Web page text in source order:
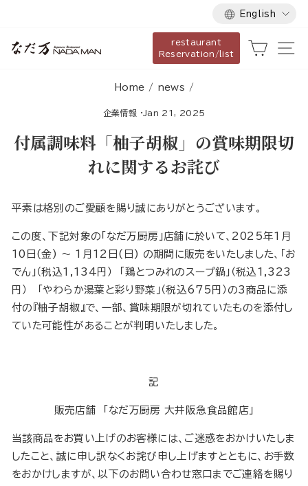
content
Language
English
restaurant
Reservation/list
Cart
Home / news /
企業情報 · Jan 21, 2025
付属調味料「柚子胡椒」の賞味期限切
れに関するお詫び
平素は格別のご愛顧を賜り誠にありがとうございます。
この度、下記対象の「なだ万厨房」店舗に於いて、2025年1月
10日(金) ～ 1月12日(日) の期間に販売をいたしました、「お
でん」（税込1,134円） 「鶏とつみれのスープ鍋」（税込1,323
円） 「やわらか湯葉と彩り野菜」（税込675円）の3商品に添
付の『柚子胡椒』で、一部、賞味期限が切れていたものを添付し
ていた可能性があることが判明いたしました。
記
販売店舗 「なだ万厨房 大井阪急食品館店」
当該商品をお買い上げのお客様には、ご迷惑をおかけいたしま
したこと、誠に申し訳なくお詫び申し上げますとともに、お手数
をおかけしますが、以下のお問い合わせ窓口までご連絡を賜り